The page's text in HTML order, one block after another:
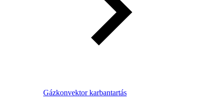
Gázkonvektor karbantartás